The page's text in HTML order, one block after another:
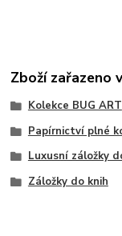
Zboží zařazeno
Kolekce BUG ART
Papírnictví plné
Luxusní záložky
Záložky do knih